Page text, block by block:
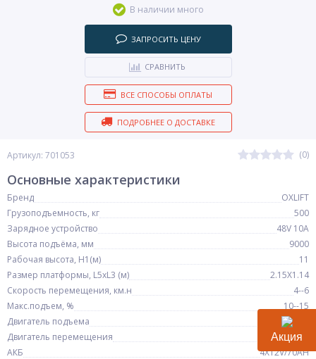
Артикул: 701053 (0)
В наличии много
ЗАПРОСИТЬ ЦЕНУ
СРАВНИТЬ
ВСЕ СПОСОБЫ ОПЛАТЫ
ПОДРОБНЕЕ О ДОСТАВКЕ
Основные характеристики
Бренд
OXLIFT
Грузоподъемность, кг
500
Зарядное устройство
48V 10A
Высота подъёма, мм
9000
Рабочая высота, H1(м)
11
Размер платформы, L5xL3 (м)
2.15X1.14
Скорость перемещения, км.н
4--6
Макс.подъем, %
10--15
Двигатель подъема
48V/2.2Kw
Двигатель перемещения
48V/2.5Kw
АКБ
4X12V/70AH
Акция